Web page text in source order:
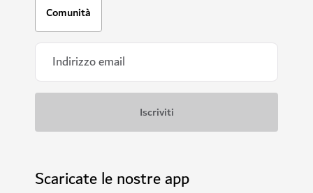
Comunità
Scaricate le nostre app